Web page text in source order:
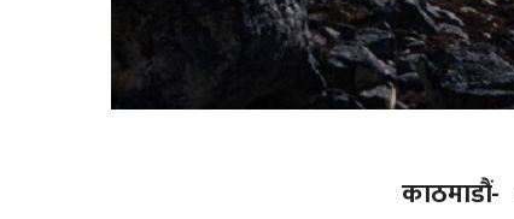
काठमाडौं-